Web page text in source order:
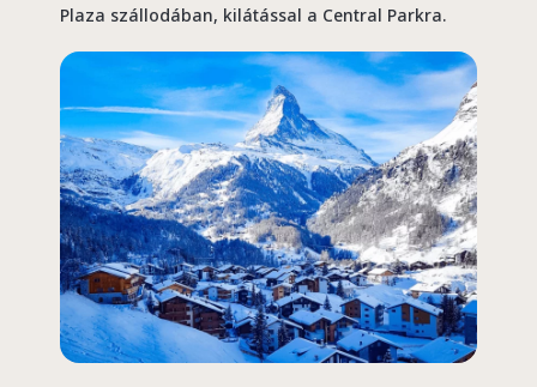
Plaza szállodában, kilátással a Central Parkra.